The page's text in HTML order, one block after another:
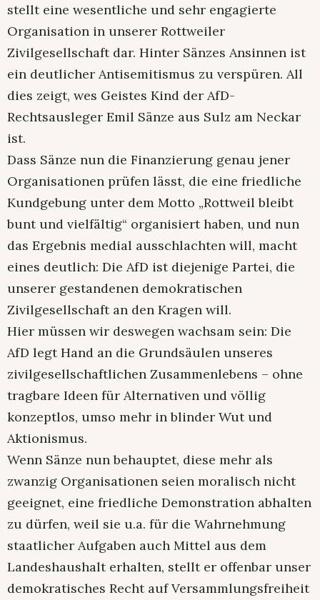
stellt eine wesentliche und sehr engagierte
Organisation in unserer Rottweiler
Zivilgesellschaft dar. Hinter Sänzes Ansinnen ist
ein deutlicher Antisemitismus zu verspüren. All
dies zeigt, wes Geistes Kind der AfD-
Rechtsausleger Emil Sänze aus Sulz am Neckar
ist.
Dass Sänze nun die Finanzierung genau jener
Organisationen prüfen lässt, die eine friedliche
Kundgebung unter dem Motto „Rottweil bleibt
bunt und vielfältig“ organisiert haben, und nun
das Ergebnis medial ausschlachten will, macht
eines deutlich: Die AfD ist diejenige Partei, die
unserer gestandenen demokratischen
Zivilgesellschaft an den Kragen will.
Hier müssen wir deswegen wachsam sein: Die
AfD legt Hand an die Grundsäulen unseres
zivilgesellschaftlichen Zusammenlebens – ohne
tragbare Ideen für Alternativen und völlig
konzeptlos, umso mehr in blinder Wut und
Aktionismus.
Wenn Sänze nun behauptet, diese mehr als
zwanzig Organisationen seien moralisch nicht
geeignet, eine friedliche Demonstration abhalten
zu dürfen, weil sie u.a. für die Wahrnehmung
staatlicher Aufgaben auch Mittel aus dem
Landeshaushalt erhalten, stellt er offenbar unser
demokratisches Recht auf Versammlungsfreiheit